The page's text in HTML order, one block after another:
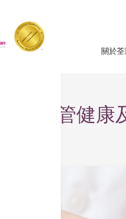
關於
心臟血管健